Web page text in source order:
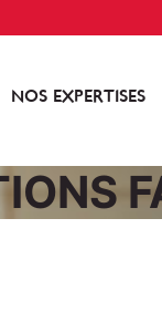
NOS EXPERTISES